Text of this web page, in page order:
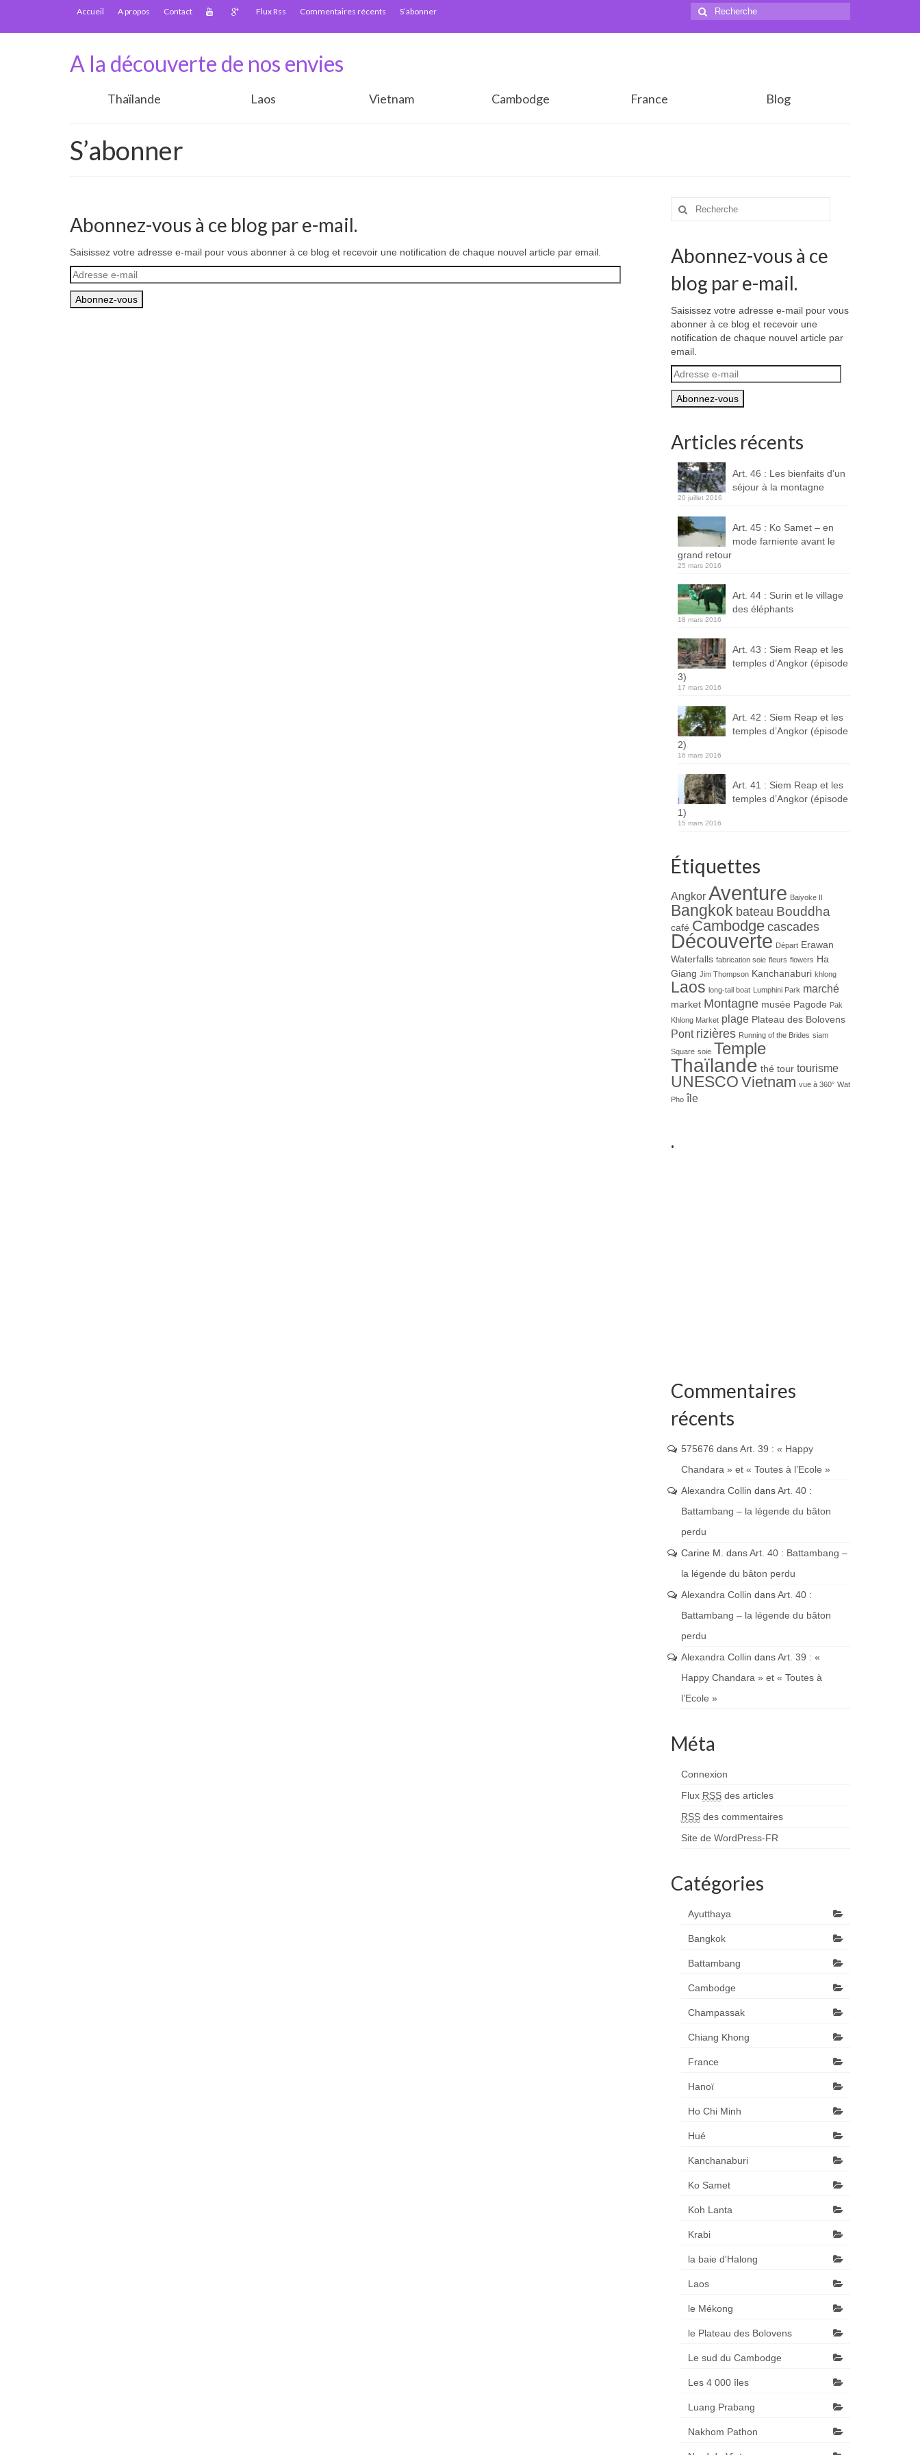
Accueil A propos Contact Flux Rss Commentaires récents S’abonner
Rechercher
:
A la découverte de nos envies
Thaïlande Laos Vietnam Cambodge France Blog
S’abonner
Abonnez-vous à ce blog par e-mail.
Saisissez votre adresse e-mail pour vous abonner à ce blog et recevoir une notification de chaque nouvel article par email.
Adresse
e-
mail
Rechercher
Abonnez-vous à ce
blog par e-mail.
Saisissez votre adresse e-mail pour vous
abonner à ce blog et recevoir une
notification de chaque nouvel article par
email.
Adresse
e-
mail
Articles récents
Art. 46 : Les bienfaits d’un
séjour à la montagne
20 juillet 2016
Art. 45 : Ko Samet – en
mode farniente avant le
grand retour
25 mars 2016
Art. 44 : Surin et le village
des éléphants
18 mars 2016
Art. 43 : Siem Reap et les
temples d’Angkor (épisode
3)
17 mars 2016
Art. 42 : Siem Reap et les
temples d’Angkor (épisode
2)
16 mars 2016
Art. 41 : Siem Reap et les
temples d’Angkor (épisode
1)
15 mars 2016
Étiquettes
Angkor Aventure Baiyoke II
Bangkok bateau Bouddha
café Cambodge cascades
Découverte Départ Erawan
Waterfalls fabrication soie fleurs flowers Ha
Giang Jim Thompson Kanchanaburi khlong
Laos long-tail boat Lumphini Park marché
market Montagne musée Pagode Pak
Khlong Market plage Plateau des Bolovens
Pont rizières Running of the Brides siam
Square soie Temple
Thaïlande thé tour tourisme
UNESCO Vietnam vue à 360° Wat
Pho île
.
Commentaires
récents
575676 dansArt. 39 : « Happy
Chandara » et « Toutes à l’Ecole »
Alexandra Collin dansArt. 40 :
Battambang – la légende du bâton
perdu
Carine M. dansArt. 40 : Battambang –
la légende du bâton perdu
Alexandra Collin dansArt. 40 :
Battambang – la légende du bâton
perdu
Alexandra Collin dansArt. 39 : «
Happy Chandara » et « Toutes à
l’Ecole »
Méta
Connexion
Flux RSSdes articles
RSSdes commentaires
Site de WordPress-FR
Catégories
Ayutthaya
Bangkok
Battambang
Cambodge
Champassak
Chiang Khong
France
Hanoï
Ho Chi Minh
Hué
Kanchanaburi
Ko Samet
Koh Lanta
Krabi
la baie d'Halong
Laos
le Mékong
le Plateau des Bolovens
Le sud du Cambodge
Les 4 000 îles
Luang Prabang
Nakhom Pathon